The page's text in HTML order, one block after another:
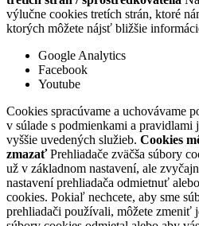
výlučne cookies tretích strán, ktoré
ktorých môžete nájsť bližšie
Google Analytics
Facebook
Youtube
Cookies spracúvame a uchovávame
v súlade s podmienkami a
vyššie uvedených služieb. Cookies
zmazaťPrehliadače zväčša súbory
už v základnom nastavení, ale
nastavení prehliadača odmietnuť
cookies. Pokiaľ nechcete, aby sme
prehliadači používali, môžete zmeniť